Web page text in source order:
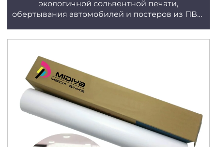
экологичной сольвентной печати,
обертывания автомобилей и постеров из ПВХ-